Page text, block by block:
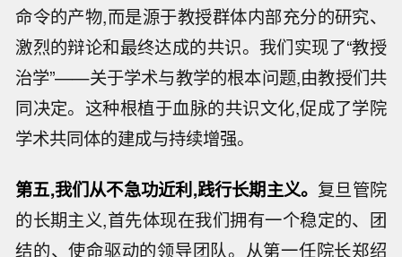
命令的产物,而是源于教授群体内部充分的研究、
激烈的辩论和最终达成的共识。我们实现了“教授
治学”——关于学术与教学的根本问题,由教授们共
同决定。这种根植于血脉的共识文化,促成了学院
学术共同体的建成与持续增强。
第五,我们从不急功近利,践行长期主义。 复旦管院
的长期主义,首先体现在我们拥有一个稳定的、团
结的、使命驱动的领导团队。从第一任院长郑绍